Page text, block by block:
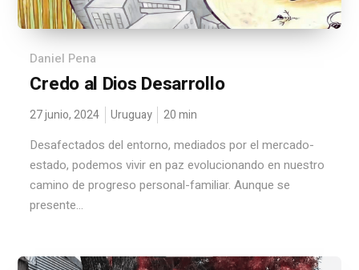
Daniel Pena
Credo al Dios Desarrollo
27 junio, 2024 Uruguay 20 min
Desafectados del entorno, mediados por el mercado-
estado, podemos vivir en paz evolucionando en nuestro
camino de progreso personal-familiar. Aunque se
presente...